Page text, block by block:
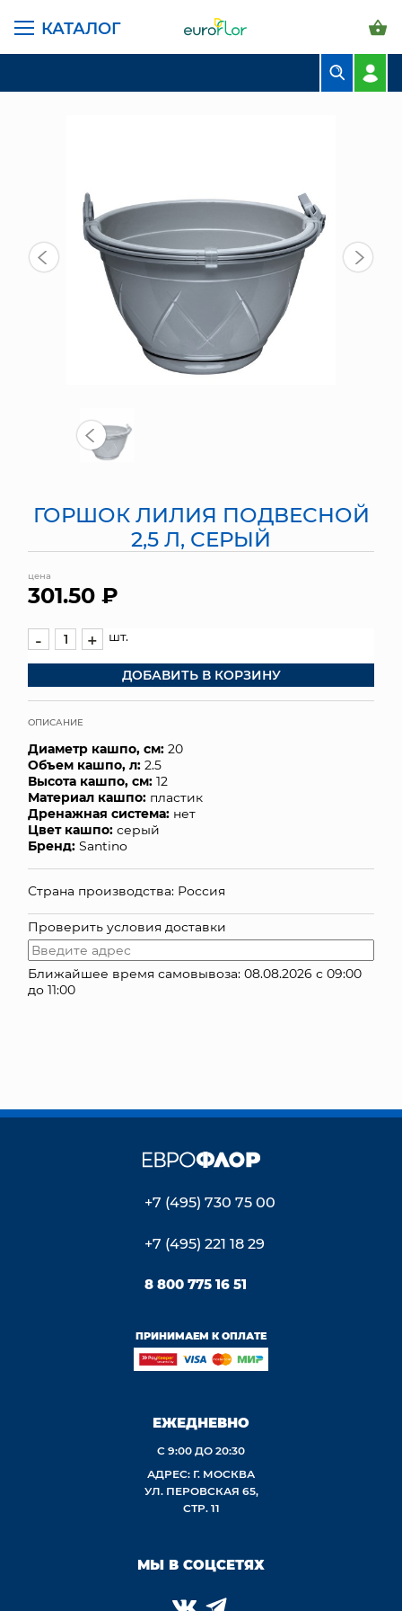
КАТАЛОГ
СВАДЕБНАЯ ФЛОРИСТИКА
КОМНАТНЫЕ РАСТЕНИЯ
ГОРШКИ И КАШПО
ГРУНТЫ И УДОБРЕНИЯ
ПРЕДМЕТЫ ИНТЕРЬЕРА
ЯЩИКИ
СУНДУКИ
ПОДАРОЧНЫЕ КАРТЫ
ОПТОВЫМ КЛИЕНТАМ
ДОСТАВКА И ОПЛАТА
ГЛАВНАЯ СТРАНИЦА КАТАЛОГ
ГОРШКИ И КАШПО
ГОРШОК ЛИЛИЯ ПОДВЕСНОЙ
2,5 Л, СЕРЫЙ
цена
301.50 ₽
- + шт.
ДОБАВИТЬ В КОРЗИНУ
ОПИСАНИЕ
Диаметр кашпо, см: 20
Объем кашпо, л: 2.5
Высота кашпо, см: 12
Материал кашпо: пластик
Дренажная система: нет
Цвет кашпо: серый
Бренд: Santino
Страна производства: Россия
Проверить условия доставки
Ближайшее время самовывоза: 08.08.2026 с 09:00
до 11:00
+7 (495) 730 75 00
+7 (495) 221 18 29
8 800 775 16 51
ПРИНИМАЕМ К ОПЛАТЕ
ЕЖЕДНЕВНО
С 9:00 ДО 20:30
АДРЕС: Г. МОСКВА
УЛ. ПЕРОВСКАЯ 65,
СТР. 11
МЫ В СОЦСЕТЯХ